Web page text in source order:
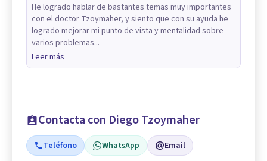
He logrado hablar de bastantes temas muy importantes
con el doctor Tzoymaher, y siento que con su ayuda he
logrado mejorar mi punto de vista y mentalidad sobre
varios problemas...
Leer más
Contacta con Diego Tzoymaher
Teléfono WhatsApp Email